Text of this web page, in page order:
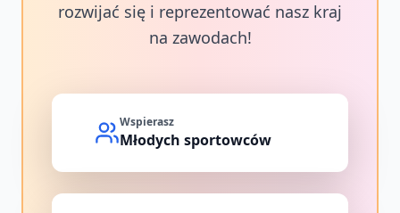
rozwijać się i reprezentować nasz kraj
na zawodach!
Wspierasz
Młodych sportowców